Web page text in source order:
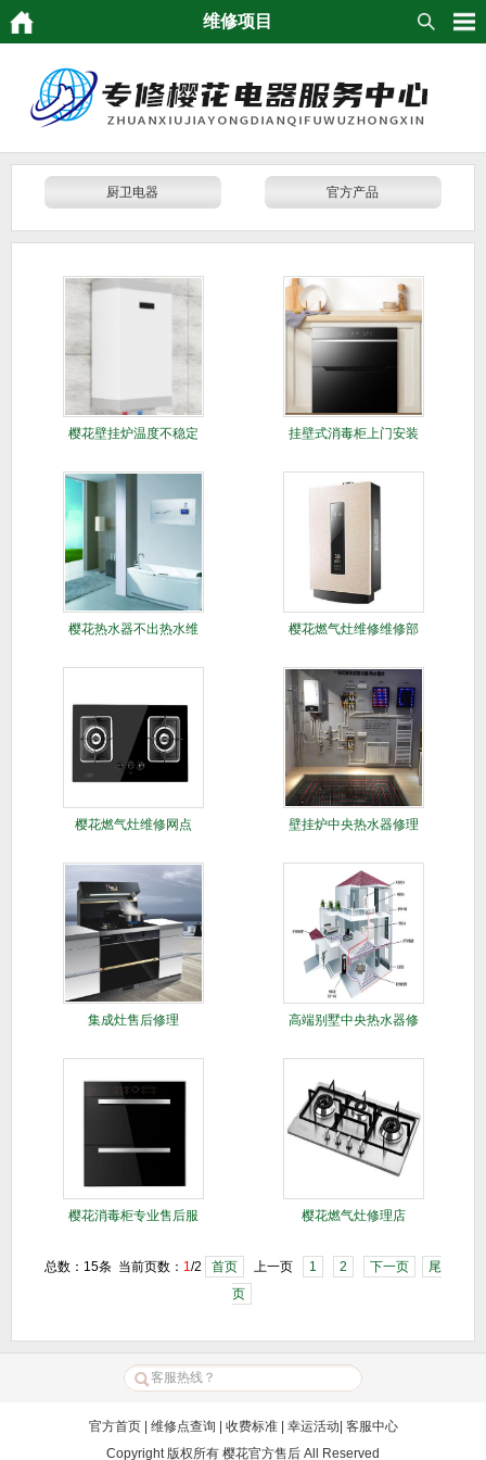
维修项目
厨卫电器 官方产品
樱花壁挂炉温度不稳定 挂壁式消毒柜上门安装
​樱花热水器不出热水维 樱花燃气灶维修维修部
樱花燃气灶维修网点 壁挂炉中央热水器修理
集成灶售后修理 高端别墅中央热水器修
樱花消毒柜专业售后服 樱花燃气灶修理店
总数：15条 当前页数： 1/2 首页 上一页 1 2 下一页
尾
页
官方首页| 维修点查询 收费标准| 幸运活动 客服中心
Copyright 版权所有 樱花官方售后 All Reserved